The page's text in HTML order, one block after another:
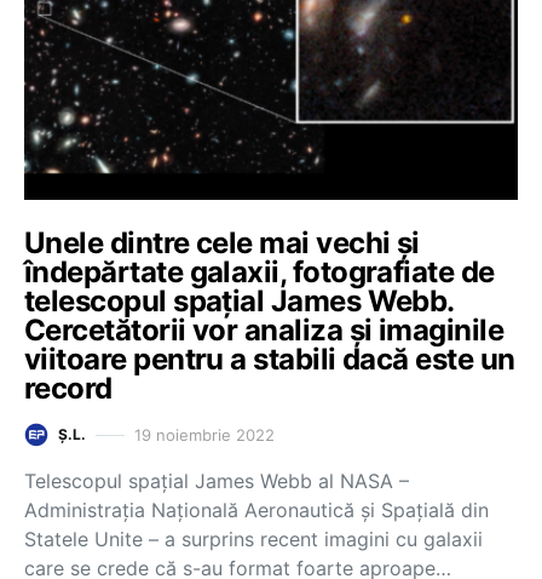
Unele dintre cele mai vechi și
îndepărtate galaxii, fotografiate de
telescopul spațial James Webb.
Cercetătorii vor analiza și imaginile
viitoare pentru a stabili dacă este un
record
Ș.L. 19 noiembrie 2022
Telescopul spațial James Webb al NASA –
Administrația Națională Aeronautică și Spațială din
Statele Unite – a surprins recent imagini cu galaxii
care se crede că s-au format foarte aproape…